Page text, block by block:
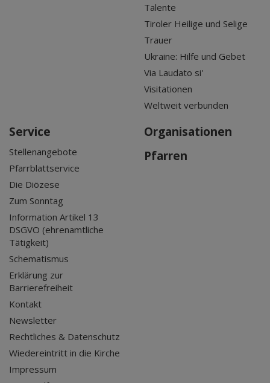
Talente
Tiroler Heilige und Selige
Trauer
Ukraine: Hilfe und Gebet
Via Laudato si'
Visitationen
Weltweit verbunden
Service
Stellenangebote
Pfarrblattservice
Die Diözese
Zum Sonntag
Information Artikel 13
DSGVO (ehrenamtliche
Tätigkeit)
Schematismus
Erklärung zur
Barrierefreiheit
Kontakt
Newsletter
Rechtliches & Datenschutz
Wiedereintritt in die Kirche
Impressum
Organisationen
Pfarren